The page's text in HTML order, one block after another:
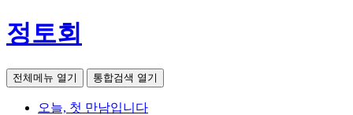
정토회
전체메뉴 열기 통합검색 열기
오늘, 첫 만남입니다